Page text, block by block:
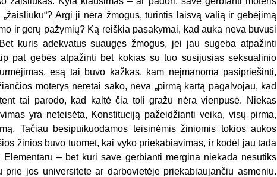
Argi ji nėra žmogus, turintis laisvą valią ir gebėjimą
ir gerų pažymių? Ką reiškia pasakymai, kad auka neva buvusi
Bet kuris adekvatus suaugęs žmogus, jei jau sugeba atpažinti
pat gebės atpažinti bet kokias su tuo susijusias seksualinio
esą tai buvo kažkas, kam neįmanoma pasipriešinti,
moterys neretai sako, neva „pirmą kartą pagalvojau, kad
tai parodo, kad kaltė čia toli gražu nėra vienpusė. Niekas
yra neteisėta, Konstituciją pažeidžianti veika, visų pirma,
Tačiau besipuikuodamos teisinėmis žiniomis tokios aukos
žinios buvo tuomet, kai vyko priekabiavimas, ir kodėl jau tada
– bet kuri save gerbianti mergina niekada nesutiks
jos universitete ar darbovietėje priekabiaujančiu asmeniu.